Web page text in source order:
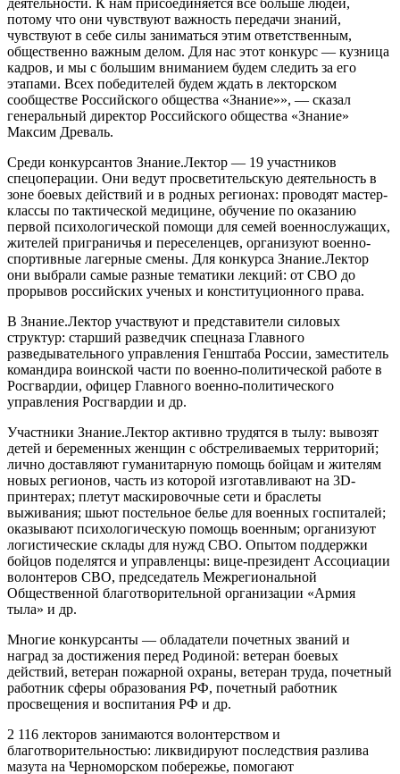
потому что они чувствуют важность передачи знаний,
чувствуют в себе силы заниматься этим ответственным,
общественно важным делом. Для нас этот конкурс — кузница
кадров, и мы с большим вниманием будем следить за его
этапами. Всех победителей будем ждать в лекторском
сообществе Российского общества «Знание»», — сказал
генеральный директор Российского общества «Знание»
Максим Древаль.
Среди конкурсантов Знание.Лектор — 19 участников
спецоперации. Они ведут просветительскую деятельность в
зоне боевых действий и в родных регионах: проводят мастер-
классы по тактической медицине, обучение по оказанию
первой психологической помощи для семей военнослужащих,
жителей приграничья и переселенцев, организуют военно-
спортивные лагерные смены. Для конкурса Знание.Лектор
они выбрали самые разные тематики лекций: от СВО до
прорывов российских ученых и конституционного права.
В Знание.Лектор участвуют и представители силовых
структур: старший разведчик спецназа Главного
разведывательного управления Генштаба России, заместитель
командира воинской части по военно-политической работе в
Росгвардии, офицер Главного военно-политического
управления Росгвардии и др.
Участники Знание.Лектор активно трудятся в тылу: вывозят
детей и беременных женщин с обстреливаемых территорий;
лично доставляют гуманитарную помощь бойцам и жителям
новых регионов, часть из которой изготавливают на 3D-
принтерах; плетут маскировочные сети и браслеты
выживания; шьют постельное белье для военных госпиталей;
оказывают психологическую помощь военным; организуют
логистические склады для нужд СВО. Опытом поддержки
бойцов поделятся и управленцы: вице-президент Ассоциации
волонтеров СВО, председатель Межрегиональной
Общественной благотворительной организации «Армия
тыла» и др.
Многие конкурсанты — обладатели почетных званий и
наград за достижения перед Родиной: ветеран боевых
действий, ветеран пожарной охраны, ветеран труда, почетный
работник сферы образования РФ, почетный работник
просвещения и воспитания РФ и др.
2 116 лекторов занимаются волонтерством и
благотворительностью: ликвидируют последствия разлива
мазута на Черноморском побережье, помогают